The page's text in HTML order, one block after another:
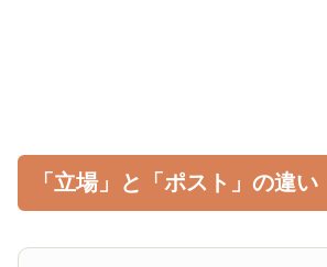
「立場」と「ポスト」の違い